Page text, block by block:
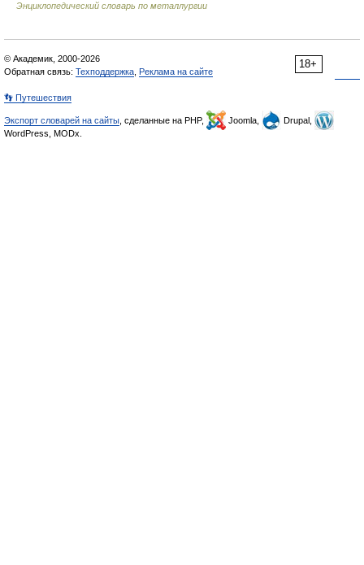
Энциклопедический словарь по металлургии
18+
© Академик, 2000-2026
Обратная связь: Техподдержка Реклама на сайте
👣 Путешествия
Экспорт словарей на сайты , сделанные на PHP, Joomla,
Drupal,
WordPress, MODx.